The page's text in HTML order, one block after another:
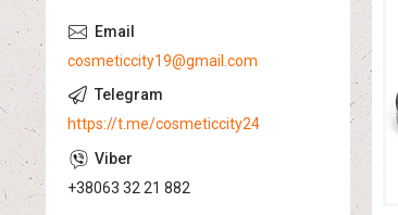
cosmeticcity19@gmail.com
https://t.me/cosmeticcity24
+38063 32 21 882